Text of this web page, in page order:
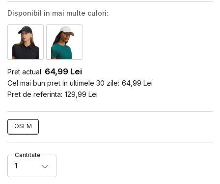
Disponibil in mai multe culori:
Pret actual: 64,99 Lei
Cel mai bun pret in ultimele 30 zile: 64,99 Lei
Pret de referinta: 129,99 Lei
OSFM
Cantitate
1